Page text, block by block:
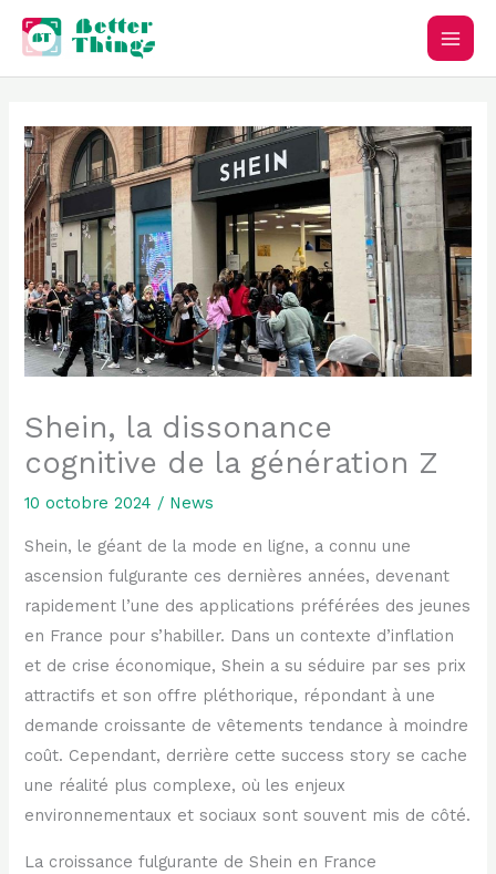
Aller
contenu
Shein, la dissonance
cognitive de la génération Z
10 octobre 2024 / News
Shein, le géant de la mode en ligne, a connu une
ascension fulgurante ces dernières années, devenant
rapidement l’une des applications préférées des jeunes
en France pour s’habiller. Dans un contexte d’inflation
et de crise économique, Shein a su séduire par ses prix
attractifs et son offre pléthorique, répondant à une
demande croissante de vêtements tendance à moindre
coût. Cependant, derrière cette success story se cache
une réalité plus complexe, où les enjeux
environnementaux et sociaux sont souvent mis de côté.
La croissance fulgurante de Shein en France